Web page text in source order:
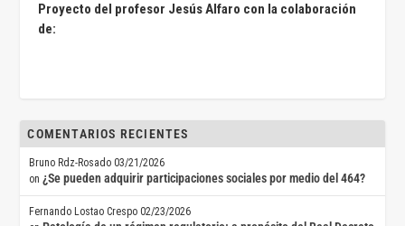
Proyecto del profesor Jesús Alfaro con la colaboración
de:
COMENTARIOS RECIENTES
Bruno Rdz-Rosado 03/21/2026
on¿Se pueden adquirir participaciones sociales por medio del 464?
Fernando Lostao Crespo 02/23/2026